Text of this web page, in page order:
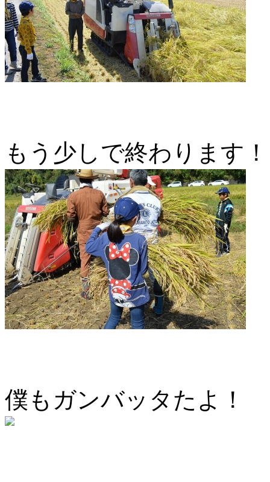
もう少しで終わります！
僕もガンバッタたよ！